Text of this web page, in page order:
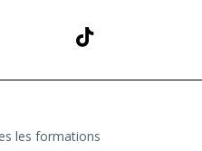
les formations